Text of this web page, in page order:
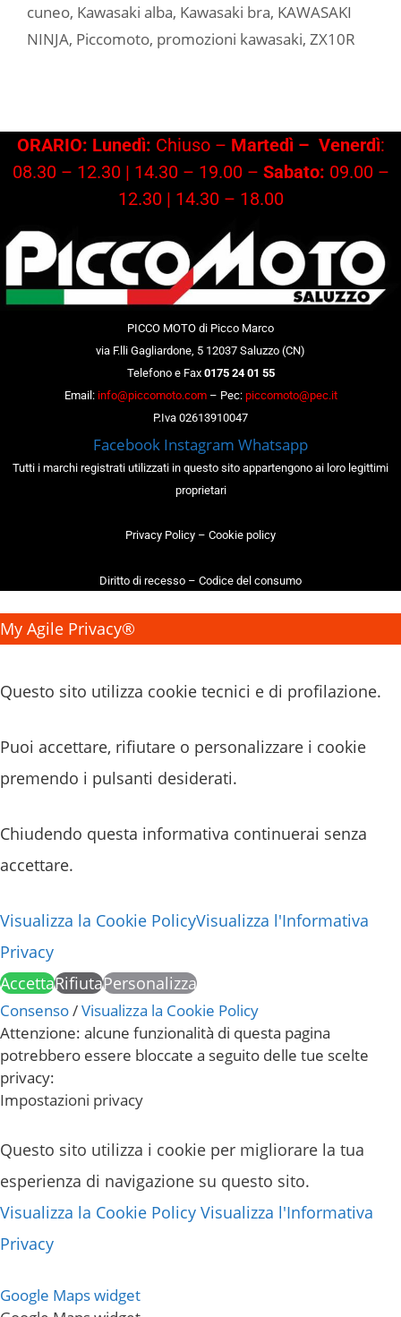
cuneo, Kawasaki alba, Kawasaki bra, KAWASAKI
NINJA, Piccomoto, promozioni kawasaki, ZX10R
ORARIO: Lunedì: Chiuso – Martedì – Venerdì:
08.30 – 12.30 | 14.30 – 19.00 – Sabato: 09.00 –
12.30 | 14.30 – 18.00
PICCO MOTO di Picco Marco
via F.lli Gagliardone, 5 12037 Saluzzo (CN)
Telefono e Fax 0175 24 01 55
Email: info@piccomoto.com– Pec: piccomoto@pec.it
P.Iva 02613910047
Facebook Instagram Whatsapp
Tutti i marchi registrati utilizzati in questo sito appartengono ai loro legittimi
proprietari
Privacy Policy – Cookie policy
Diritto di recesso – Codice del consumo
My Agile Privacy®
Questo sito utilizza cookie tecnici e di profilazione.
Puoi accettare, rifiutare o personalizzare i cookie
premendo i pulsanti desiderati.
Chiudendo questa informativa continuerai senza
accettare.
Visualizza la Cookie PolicyVisualizza l'Informativa
Privacy
AccettaRifiutaPersonalizza
Consenso/Visualizza la Cookie Policy
Attenzione: alcune funzionalità di questa pagina
potrebbero essere bloccate a seguito delle tue scelte
privacy:
Impostazioni privacy
Questo sito utilizza i cookie per migliorare la tua
esperienza di navigazione su questo sito.
Visualizza la Cookie Policy Visualizza l'Informativa
Privacy
Google Maps widget